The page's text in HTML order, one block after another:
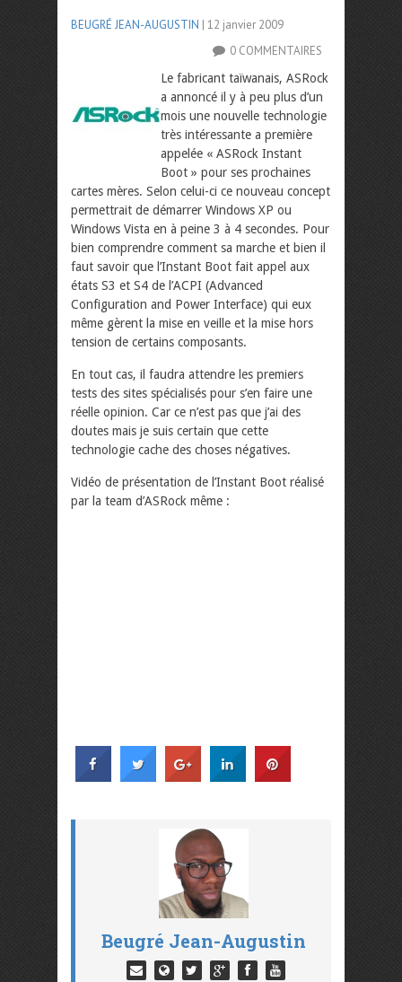
BEUGRÉ JEAN-AUGUSTIN | 12 janvier 2009
0 COMMENTAIRES
Le fabricant taïwanais, ASRock
a annoncé il y à peu plus d’un
mois une nouvelle technologie
très intéressante a première
appelée « ASRock Instant
Boot » pour ses prochaines
cartes mères. Selon celui-ci ce nouveau concept
permettrait de démarrer Windows XP ou
Windows Vista en à peine 3 à 4 secondes. Pour
bien comprendre comment sa marche et bien il
faut savoir que l’Instant Boot fait appel aux
états S3 et S4 de l’ACPI (Advanced
Configuration and Power Interface) qui eux
même gèrent la mise en veille et la mise hors
tension de certains composants.
En tout cas, il faudra attendre les premiers
tests des sites spécialisés pour s’en faire une
réelle opinion. Car ce n’est pas que j’ai des
doutes mais je suis certain que cette
technologie cache des choses négatives.
Vidéo de présentation de l’Instant Boot réalisé
par la team d’ASRock même :
Beugré Jean-Augustin